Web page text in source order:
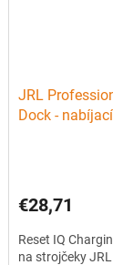
JRL
Dock -
€28,71
Reset IQ
na strojčeky